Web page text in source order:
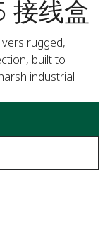
接线盒
rugged,
built to
industrial